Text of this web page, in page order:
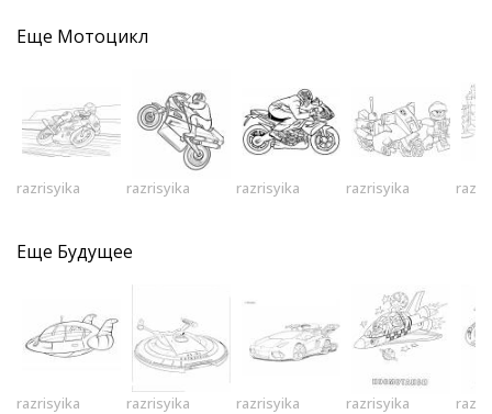
Еще Мотоцикл
razrisyika razrisyika razrisyika razrisyika
Еще Будущее
razrisyika razrisyika razrisyika razrisyika